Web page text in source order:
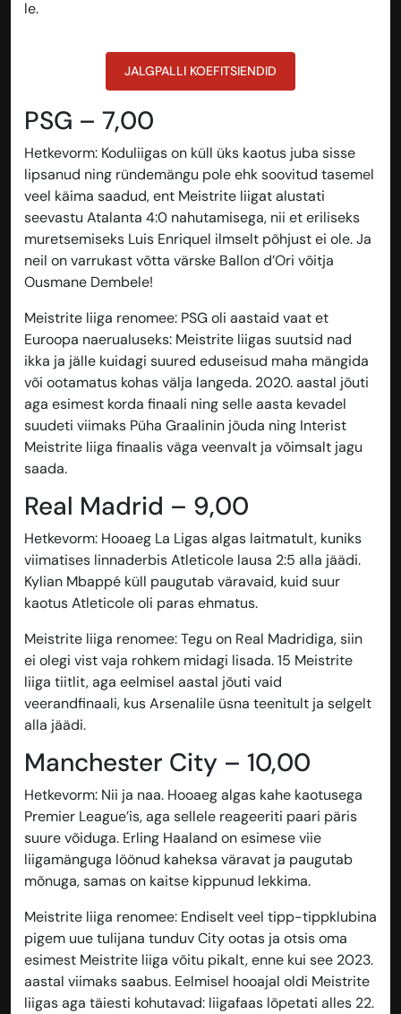
le.
JALGPALLI KOEFITSIENDID
PSG – 7,00
Hetkevorm: Koduliigas on küll üks kaotus juba sisse
lipsanud ning ründemängu pole ehk soovitud tasemel
veel käima saadud, ent Meistrite liigat alustati
seevastu Atalanta 4:0 nahutamisega, nii et eriliseks
muretsemiseks Luis Enriquel ilmselt põhjust ei ole. Ja
neil on varrukast võtta värske Ballon d’Ori võitja
Ousmane Dembele!
Meistrite liiga renomee: PSG oli aastaid vaat et
Euroopa naerualuseks: Meistrite liigas suutsid nad
ikka ja jälle kuidagi suured eduseisud maha mängida
või ootamatus kohas välja langeda. 2020. aastal jõuti
aga esimest korda finaali ning selle aasta kevadel
suudeti viimaks Püha Graalinin jõuda ning Interist
Meistrite liiga finaalis väga veenvalt ja võimsalt jagu
saada.
Real Madrid – 9,00
Hetkevorm: Hooaeg La Ligas algas laitmatult, kuniks
viimatises linnaderbis Atleticole lausa 2:5 alla jäädi.
Kylian Mbappé küll paugutab väravaid, kuid suur
kaotus Atleticole oli paras ehmatus.
Meistrite liiga renomee: Tegu on Real Madridiga, siin
ei olegi vist vaja rohkem midagi lisada. 15 Meistrite
liiga tiitlit, aga eelmisel aastal jõuti vaid
veerandfinaali, kus Arsenalile üsna teenitult ja selgelt
alla jäädi.
Manchester City – 10,00
Hetkevorm: Nii ja naa. Hooaeg algas kahe kaotusega
Premier League’is, aga sellele reageeriti paari päris
suure võiduga. Erling Haaland on esimese viie
liigamänguga löönud kaheksa väravat ja paugutab
mõnuga, samas on kaitse kippunud lekkima.
Meistrite liiga renomee: Endiselt veel tipp-tippklubina
pigem uue tulijana tunduv City ootas ja otsis oma
esimest Meistrite liiga võitu pikalt, enne kui see 2023.
aastal viimaks saabus. Eelmisel hooajal oldi Meistrite
liigas aga täiesti kohutavad: liigafaas lõpetati alles 22.